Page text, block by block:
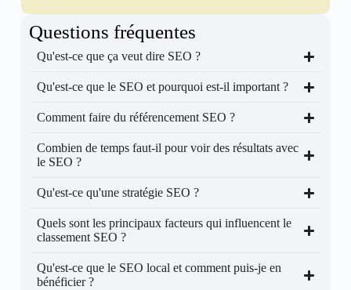
Questions fréquentes
Qu'est-ce que ça veut dire SEO ?
Qu'est-ce que le SEO et pourquoi est-il important ?
Comment faire du référencement SEO ?
Combien de temps faut-il pour voir des résultats avec
le SEO ?
Qu'est-ce qu'une stratégie SEO ?
Quels sont les principaux facteurs qui influencent le
classement SEO ?
Qu'est-ce que le SEO local et comment puis-je en
bénéficier ?